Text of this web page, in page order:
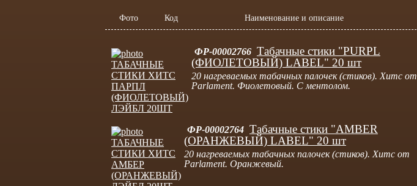
Фото Код Наименование и описание
ФР-00002766 Табачные стики "PURPL
(ФИОЛЕТОВЫЙ) LABEL" 20 шт
20 нагреваемых табачных палочек (стиков). Хитс от
Parlament. Фиолетовый. С ментолом.
ФР-00002764 Табачные стики "AMBER
(ОРАНЖЕВЫЙ) LABEL" 20 шт
20 нагреваемых табачных палочек (стиков). Хитс от
Parlament. Оранжевый.